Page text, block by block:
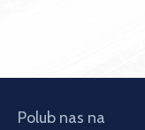
Polub nas na